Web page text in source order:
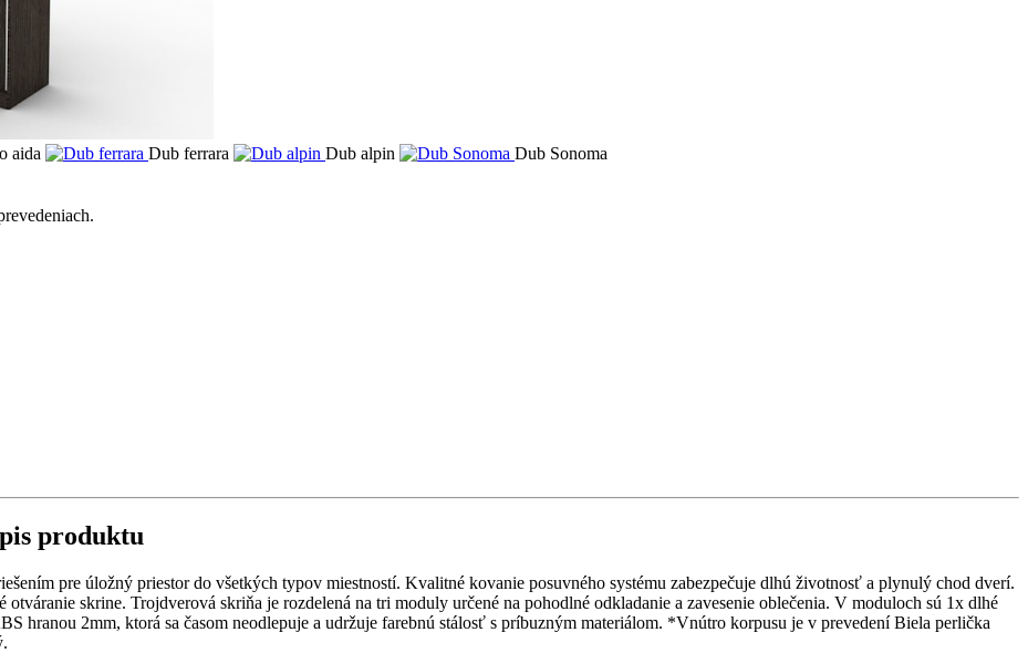
aida Dub ferrara Dub alpin
Dub Sonoma
produktu
pre úložný priestor do všetkých typov miestností. Kvalitné kovanie posuvného systému zabezpečuje dlhú životnosť a plynulý chod dverí.
skrine. Trojdverová skriňa je rozdelená na tri moduly určené na pohodlné odkladanie a zavesenie oblečenia. V moduloch sú 1x dlhé
hranou 2mm, ktorá sa časom neodlepuje a udržuje farebnú stálosť s príbuzným materiálom. *Vnútro korpusu je v prevedení Biela perlička